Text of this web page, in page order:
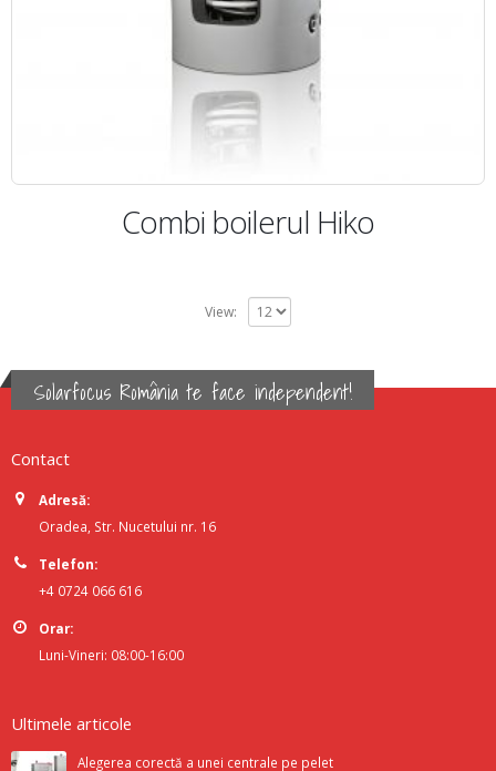
Combi boilerul Hiko
View:
Solarfocus România te face independent!
Contact
Adresă:
Oradea, Str. Nucetului nr. 16
Telefon:
+4 0724 066 616
Orar:
Luni-Vineri: 08:00-16:00
Ultimele articole
Alegerea corectă a unei centrale pe pelet